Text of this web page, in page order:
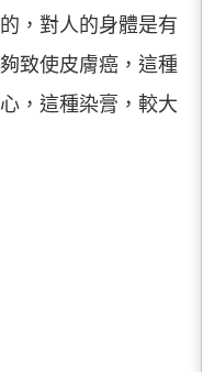
，對人的身體是有
致使皮膚癌，這種
，這種染膏，較大